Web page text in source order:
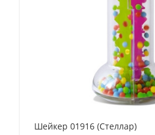
Шейкер 01916 (Стеллар)